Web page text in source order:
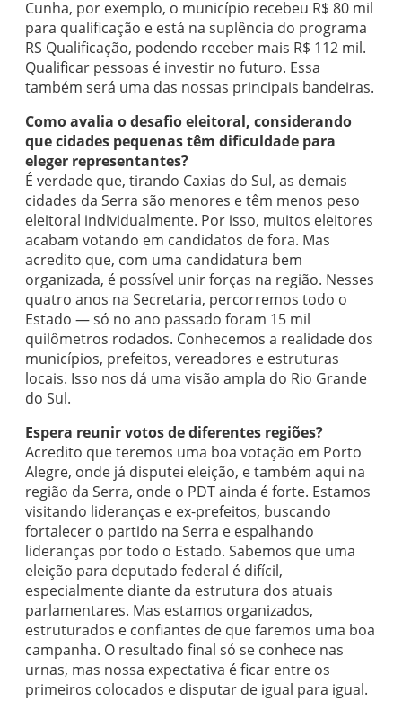
Cunha, por exemplo, o município recebeu R$ 80 mil
para qualificação e está na suplência do programa
RS Qualificação, podendo receber mais R$ 112 mil.
Qualificar pessoas é investir no futuro. Essa
também será uma das nossas principais bandeiras.
Como avalia o desafio eleitoral, considerando
que cidades pequenas têm dificuldade para
eleger representantes?
É verdade que, tirando Caxias do Sul, as demais
cidades da Serra são menores e têm menos peso
eleitoral individualmente. Por isso, muitos eleitores
acabam votando em candidatos de fora. Mas
acredito que, com uma candidatura bem
organizada, é possível unir forças na região. Nesses
quatro anos na Secretaria, percorremos todo o
Estado — só no ano passado foram 15 mil
quilômetros rodados. Conhecemos a realidade dos
municípios, prefeitos, vereadores e estruturas
locais. Isso nos dá uma visão ampla do Rio Grande
do Sul.
Espera reunir votos de diferentes regiões?
Acredito que teremos uma boa votação em Porto
Alegre, onde já disputei eleição, e também aqui na
região da Serra, onde o PDT ainda é forte. Estamos
visitando lideranças e ex-prefeitos, buscando
fortalecer o partido na Serra e espalhando
lideranças por todo o Estado. Sabemos que uma
eleição para deputado federal é difícil,
especialmente diante da estrutura dos atuais
parlamentares. Mas estamos organizados,
estruturados e confiantes de que faremos uma boa
campanha. O resultado final só se conhece nas
urnas, mas nossa expectativa é ficar entre os
primeiros colocados e disputar de igual para igual.